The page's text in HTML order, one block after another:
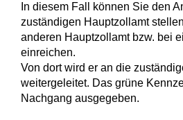
In diesem Fall können Sie den
zuständigen Hauptzollamt
anderen Hauptzollamt bzw. bei
einreichen.
Von dort wird er an die
weitergeleitet. Das grüne
Nachgang ausgegeben.